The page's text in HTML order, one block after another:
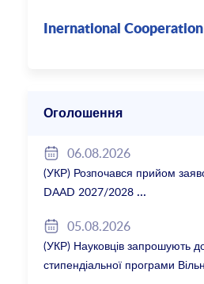
Inernational Cooperation
Оголошення
06.08.2026
(УКР) Розпочався прийом
DAAD 2027/2028
05.08.2026
(УКР) Науковців запрошують
стипендіальної програми